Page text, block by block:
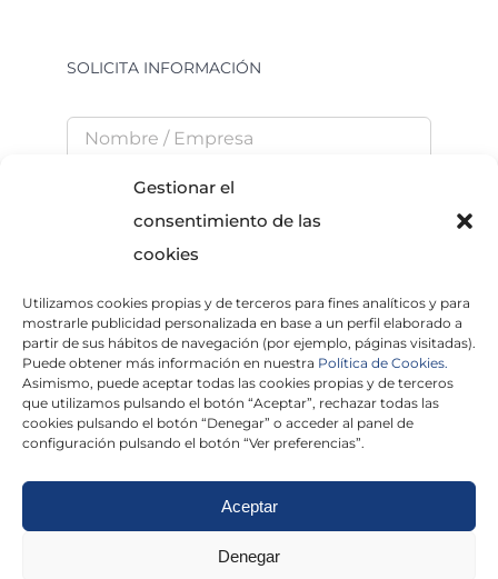
Gestionar el
consentimiento de las
cookies
Utilizamos cookies propias y de terceros para fines analíticos y para
mostrarle publicidad personalizada en base a un perfil elaborado a
partir de sus hábitos de navegación (por ejemplo, páginas visitadas).
Puede obtener más información en nuestra Política de Cookies.
Asimismo, puede aceptar todas las cookies propias y de terceros
que utilizamos pulsando el botón “Aceptar”, rechazar todas las
cookies pulsando el botón “Denegar” o acceder al panel de
configuración pulsando el botón “Ver preferencias”.
Aceptar
Denegar
SOLICITA INFORMACIÓN
He leído y acepto laPolítica de Privacidad
×
Politica de cookies|Aviso Legal